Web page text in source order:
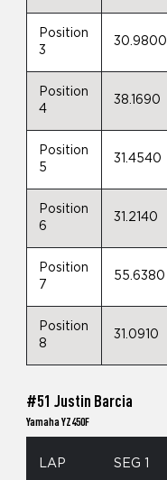
Position
3
30.9800
Position
4
38.1690
Position
5
31.4540
Position
6
31.2140
Position
7
55.6380
Position
8
31.0910
#51 Justin Barcia
Yamaha YZ450F
LAP SEG 1